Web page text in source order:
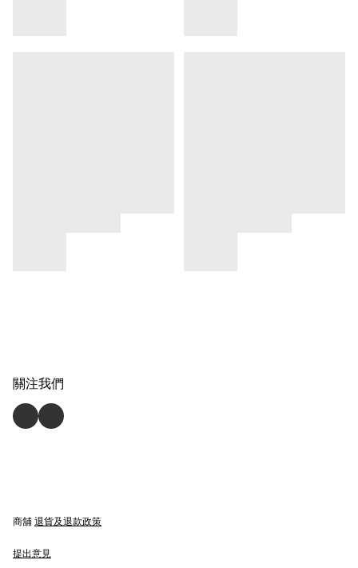
關注我們
商舖 退貨及退款政策
提出意見